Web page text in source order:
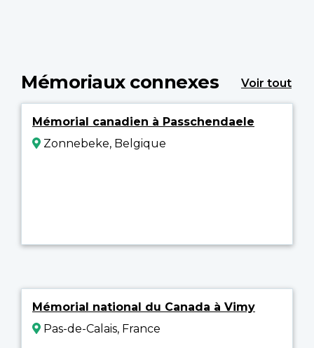
Mémoriaux connexes Voir tout
Mémorial canadien à Passchendaele
Zonnebeke, Belgique
Mémorial national du Canada à Vimy
Pas-de-Calais, France